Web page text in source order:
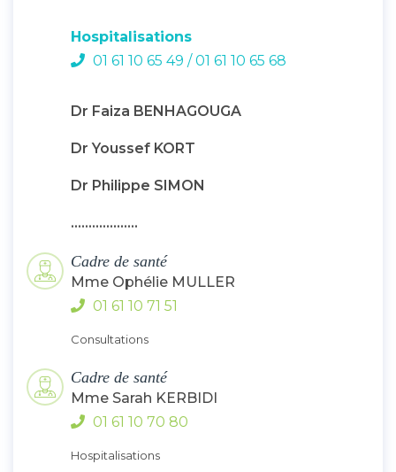
Hospitalisations
01 61 10 65 49 / 01 61 10 65 68
Dr Faiza BENHAGOUGA
Dr Youssef KORT
Dr Philippe SIMON
...................
Cadre de santé
Mme Ophélie MULLER
01 61 10 71 51
Consultations
Cadre de santé
Mme Sarah KERBIDI
01 61 10 70 80
Hospitalisations